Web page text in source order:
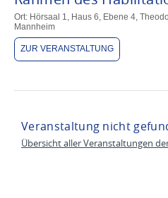
Ort: Hörsaal 1, Haus 6, Ebene 4,
Mannheim
ZUR VERANSTALTUNG
Veranstaltung nicht
Übersicht aller Veranstaltungen